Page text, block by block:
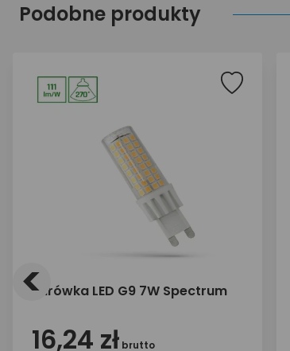
Podobne produkty
Żarówka LED G9 7W Spectrum
16,24 zł brutto
<